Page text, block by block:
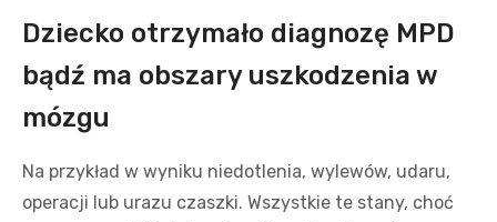
Dziecko otrzymało diagnozę MPD
bądź ma obszary uszkodzenia w
mózgu
Na przykład w wyniku niedotlenia, wylewów, udaru,
operacji lub urazu czaszki. Wszystkie te stany, choć